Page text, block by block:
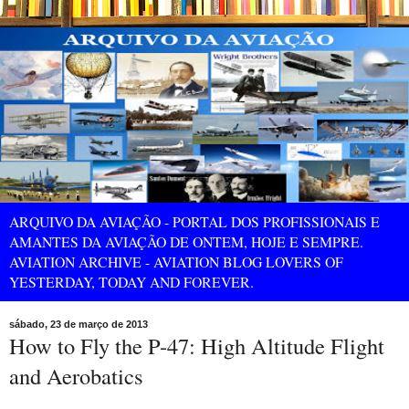
ARQUIVO DA AVIAÇÃO - PORTAL DOS PROFISSIONAIS E
AMANTES DA AVIAÇÃO DE ONTEM, HOJE E SEMPRE.
AVIATION ARCHIVE - AVIATION BLOG LOVERS OF
YESTERDAY, TODAY AND FOREVER.
sábado, 23 de março de 2013
How to Fly the P-47: High Altitude Flight
and Aerobatics